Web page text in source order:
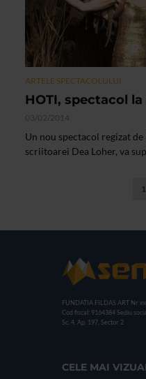
ARTELE SPECTACOLULUI
HOTI, spectacol la
03/02/2014
Un nou spectacol regizat
scriitoarei Dea Loher, va
1
FUNDATIA FILDAS ART Nr
Cod fiscal: 9164384 Sediu
Sc. 4, Ap. 197, Sector 2
CELE MAI